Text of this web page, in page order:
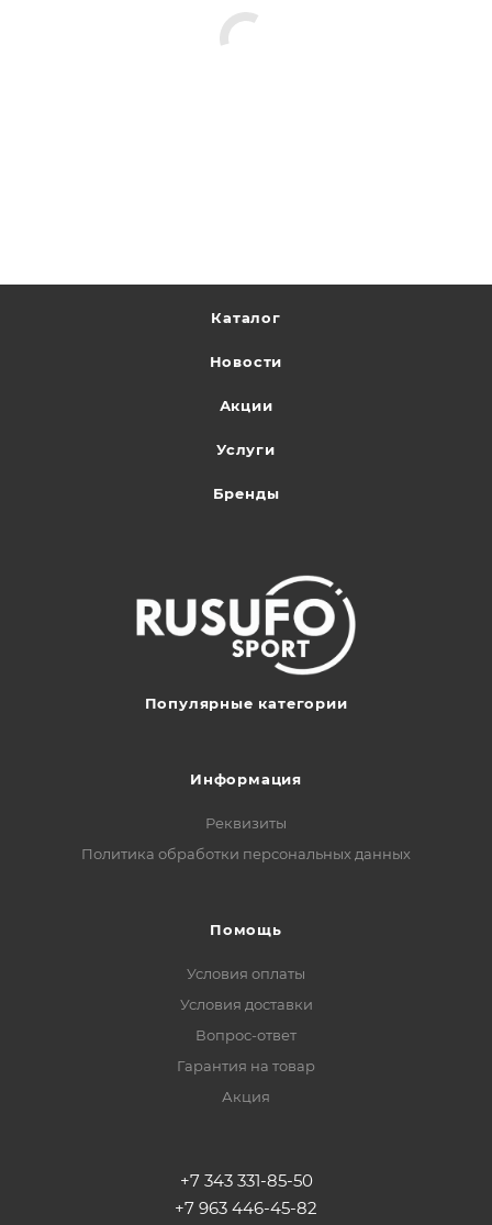
Каталог
Новости
Акции
Услуги
Бренды
Популярные категории
Информация
Реквизиты
Политика обработки персональных данных
Помощь
Условия оплаты
Условия доставки
Вопрос-ответ
Гарантия на товар
Акция
+7 343 331-85-50
+7 963 446-45-82